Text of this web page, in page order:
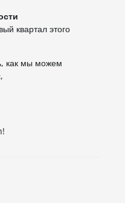
квартал этого
как мы можем